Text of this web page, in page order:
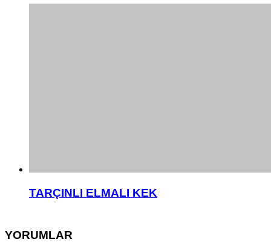
TARÇINLI ELMALI KEK
YORUMLAR